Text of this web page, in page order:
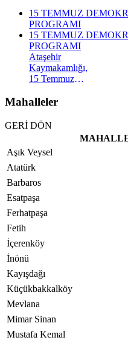
kapsamında çocuklar
keyifli bir yaz dönemi
15 TEMMUZ
PROGRAMI
15 TEMMUZ
PROGRAMI
Ataşehir
Kaymakamlığı,
15 Temmuz
Millî Birlik
kapsamında
düzenlenecek
programının
takvimini
Bizim, Vatan
Bizim"
temasıyla
gerçekleştirilecek
17 Temmuz
noktalarda
düzenlenecek.
Mahalleler
GERİ DÖN
Aşık Veysel
Atatürk
Barbaros
Esatpaşa
Ferhatpaşa
Fetih
İçerenköy
İnönü
Kayışdağı
Küçükbakkalköy
Mevlana
Mimar Sinan
Mustafa Kemal